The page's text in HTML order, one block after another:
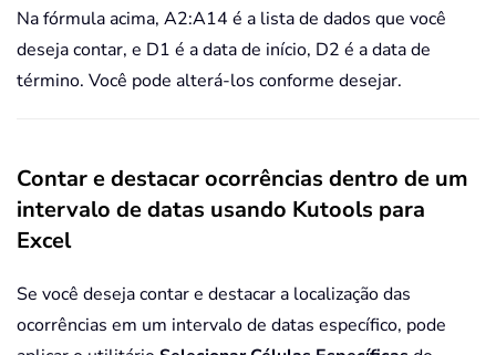
Na fórmula acima, A2:A14 é a lista de dados que você
deseja contar, e D1 é a data de início, D2 é a data de
término. Você pode alterá-los conforme desejar.
Contar e destacar ocorrências dentro de um
intervalo de datas usando Kutools para
Excel
Se você deseja contar e destacar a localização das
ocorrências em um intervalo de datas específico, pode